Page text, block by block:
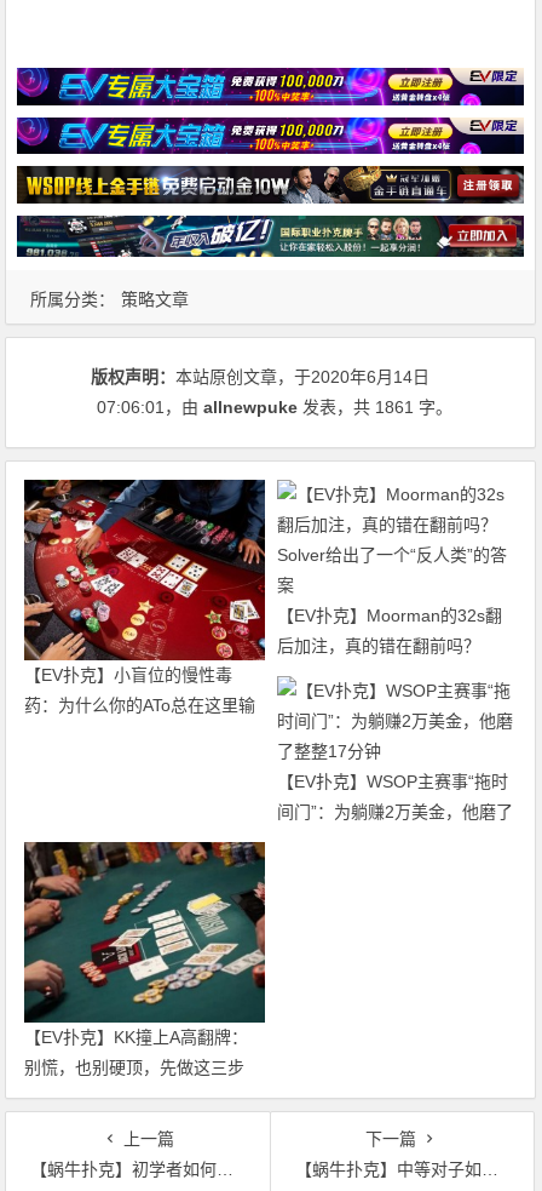
所属分类： 策略文章
版权声明：本站原创文章，于2020年6月14日
07:06:01 ，由allnewpuke 发表，共 1861 字。
【EV扑克】小盲位的慢性毒
药：为什么你的ATo总在这里输
【EV扑克】Moorman的32s翻
后加注，真的错在翻前吗？
Solver给出了一个“反人类”的答
【EV扑克】WSOP主赛事“拖时
间门”：为躺赚2万美金，他磨了
【EV扑克】KK撞上A高翻牌：
别慌，也别硬顶，先做这三步
上一篇
【蜗牛扑克】初学者如何在常规桌获得成功
下一篇
【蜗牛扑克】中等对子如何在德州扑克牌桌上逆袭领先！